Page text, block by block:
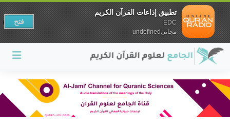
تطبيق إذاعات القرآن الكريم
EDC
مجانيundefined
فتح